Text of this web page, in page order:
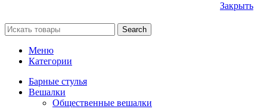
Закрыть
Search
Меню
Категории
Барные стулья
Вешалки
Общественные вешалки